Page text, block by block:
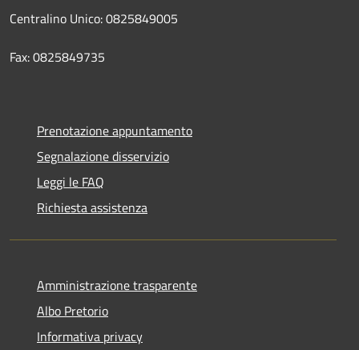
Centralino Unico: 0825849005
Fax: 0825849735
Prenotazione appuntamento
Segnalazione disservizio
Leggi le FAQ
Richiesta assistenza
Amministrazione trasparente
Albo Pretorio
Informativa privacy